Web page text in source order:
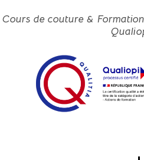
Cours de couture &